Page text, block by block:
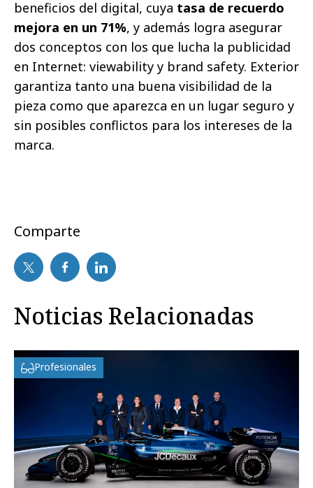
beneficios del digital, cuya tasa de recuerdo
mejora en un 71%, y además logra asegurar
dos conceptos con los que lucha la publicidad
en Internet: viewability y brand safety. Exterior
garantiza tanto una buena visibilidad de la
pieza como que aparezca en un lugar seguro y
sin posibles conflictos para los intereses de la
marca.
Comparte
Noticias Relacionadas
Profesionales